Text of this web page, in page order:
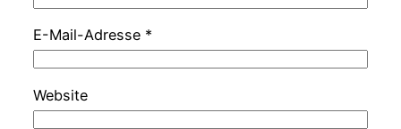
E-Mail-Adresse *
Website